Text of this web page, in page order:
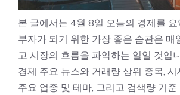
본 글에서는 4월 8일 오늘의 경제를
부자가 되기 위한 가장 좋은 습관은 매
고 시장의 흐름을 파악하는 일일 것입
경제 주요 뉴스와 거래량 상위 종목,
주요 업종 및 테마, 그리고 검색량 기